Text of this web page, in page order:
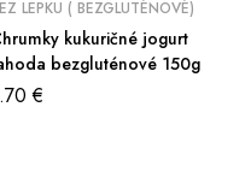
LEPKU ( BEZGLUTÉNOVÉ)
kukuričné jogurt
bezgluténové 150g
€